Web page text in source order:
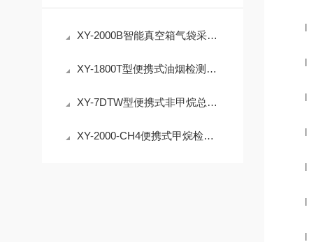
XY-2000B智能真空箱气袋采样器 非甲烷总烃挥发性有机物
XY-1800T型便携式油烟检测仪 油烟浓度颗粒物非甲烷总烃监测介绍
XY-7DTW型便携式非甲烷总烃采样器，采集污染源废气
XY-2000-CH4便携式甲烷检测仪 3.5寸高清彩屏，开机即可检测
l
l
l
l
l
l
l